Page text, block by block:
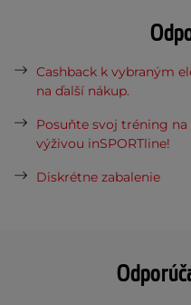
Cashback k vybraným
na ďalší nákup.
Posuňte svoj tréning
výživou inSPORTline!
Diskrétne zabalenie